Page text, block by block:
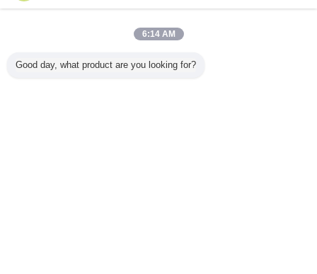
表面の分析のための高精度なCNCビデオ測定システム/VMM
端の測定の灰色/色フィルターが付いている第2 VMMビデオ測定
6:14 AM
Good day, what product are you looking for?